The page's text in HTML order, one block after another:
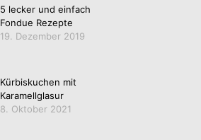
5 lecker und einfach
Fondue Rezepte
19. Dezember 2019
Kürbiskuchen mit
Karamellglasur
8. Oktober 2021